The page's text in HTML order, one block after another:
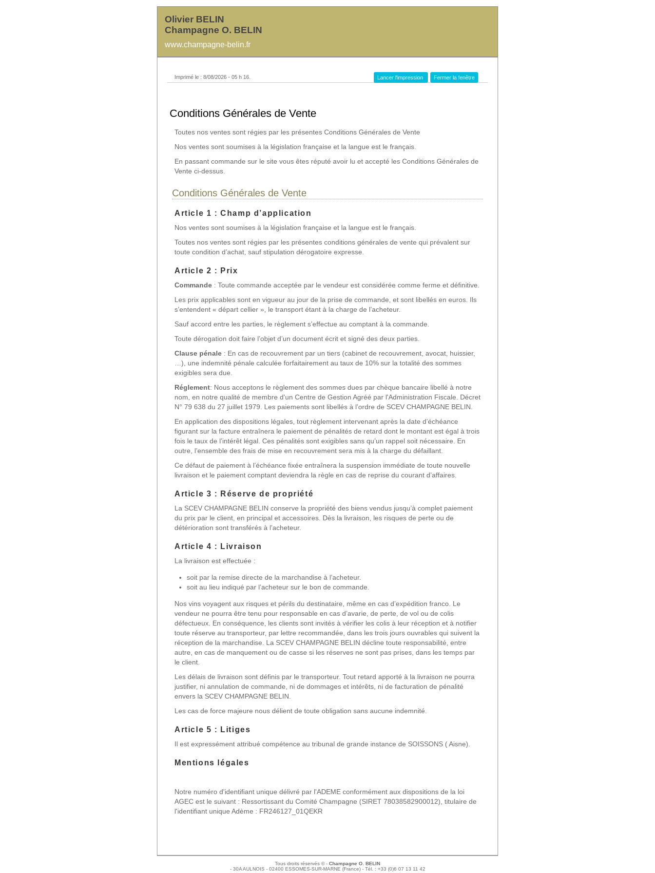
Olivier BELIN
Champagne O. BELIN
www.champagne-belin.fr
Imprimé le : 8/08/2026 - 05 h 16. Lancer l'impression Fermer la fenêtre
Conditions Générales de Vente
Toutes nos ventes sont régies par les présentes Conditions Générales de Vente
Nos ventes sont soumises à la législation française et la langue est le français.
En passant commande sur le site vous êtes réputé avoir lu et accepté les Conditions Générales de
Vente ci-dessus.
Conditions Générales de Vente
Article 1 : Champ d’application
Nos ventes sont soumises à la législation française et la langue est le français.
Toutes nos ventes sont régies par les présentes conditions générales de vente qui prévalent sur
toute condition d’achat, sauf stipulation dérogatoire expresse.
Article 2 : Prix
Commande : Toute commande acceptée par le vendeur est considérée comme ferme et définitive.
Les prix applicables sont en vigueur au jour de la prise de commande, et sont libellés en euros. Ils
s’entendent « départ cellier », le transport étant à la charge de l’acheteur.
Sauf accord entre les parties, le règlement s’effectue au comptant à la commande.
Toute dérogation doit faire l’objet d’un document écrit et signé des deux parties.
Clause pénale : En cas de recouvrement par un tiers (cabinet de recouvrement, avocat, huissier,
…), une indemnité pénale calculée forfaitairement au taux de 10% sur la totalité des sommes
exigibles sera due.
Réglement: Nous acceptons le règlement des sommes dues par chèque bancaire libellé à notre
nom, en notre qualité de membre d'un Centre de Gestion Agréé par l'Administration Fiscale. Décret
N° 79 638 du 27 juillet 1979. Les paiements sont libellés à l’ordre de SCEV CHAMPAGNE BELIN.
En application des dispositions légales, tout règlement intervenant après la date d’échéance
figurant sur la facture entraînera le paiement de pénalités de retard dont le montant est égal à trois
fois le taux de l’intérêt légal. Ces pénalités sont exigibles sans qu’un rappel soit nécessaire. En
outre, l’ensemble des frais de mise en recouvrement sera mis à la charge du défaillant.
Ce défaut de paiement à l’échéance fixée entraînera la suspension immédiate de toute nouvelle
livraison et le paiement comptant deviendra la règle en cas de reprise du courant d’affaires.
Article 3 : Réserve de propriété
La SCEV CHAMPAGNE BELIN conserve la propriété des biens vendus jusqu’à complet paiement
du prix par le client, en principal et accessoires. Dès la livraison, les risques de perte ou de
détérioration sont transférés à l’acheteur.
Article 4 : Livraison
La livraison est effectuée :
soit par la remise directe de la marchandise à l’acheteur.
soit au lieu indiqué par l’acheteur sur le bon de commande.
Nos vins voyagent aux risques et périls du destinataire, même en cas d’expédition franco. Le
vendeur ne pourra être tenu pour responsable en cas d’avarie, de perte, de vol ou de colis
défectueux. En conséquence, les clients sont invités à vérifier les colis à leur réception et à notifier
toute réserve au transporteur, par lettre recommandée, dans les trois jours ouvrables qui suivent la
réception de la marchandise. La SCEV CHAMPAGNE BELIN décline toute responsabilité, entre
autre, en cas de manquement ou de casse si les réserves ne sont pas prises, dans les temps par
le client.
Les délais de livraison sont définis par le transporteur. Tout retard apporté à la livraison ne pourra
justifier, ni annulation de commande, ni de dommages et intérêts, ni de facturation de pénalité
envers la SCEV CHAMPAGNE BELIN.
Les cas de force majeure nous délient de toute obligation sans aucune indemnité.
Article 5 : Litiges
Il est expressément attribué compétence au tribunal de grande instance de SOISSONS ( Aisne).
Mentions légales
Notre numéro d'identifiant unique délivré par l'ADEME conformément aux dispositions de la loi
AGEC est le suivant : Ressortissant du Comité Champagne (SIRET 78038582900012), titulaire de
l'identifiant unique Adème : FR246127_01QEKR
Tous droits réservés © - Champagne O. BELIN
- 30A AULNOIS - 02400 ESSOMES-SUR-MARNE (France) - Tél. : +33 (0)6 07 13 11 42